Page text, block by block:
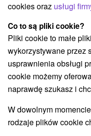
Skontaktuj się
Przejdź do lokalizacji
O URZĄDZENIA
cookies oraz usługi
Co to są pliki cookie?
Pliki cookie to małe
wykorzystywane przez
usprawnienia obsługi
cookie możemy
naprawdę szukasz i
W dowolnym
rodzaje plików cookie